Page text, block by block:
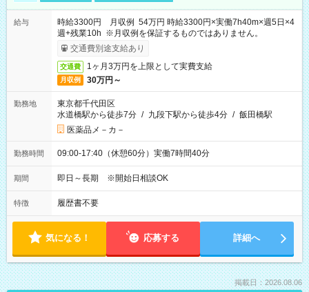
給与
時給3300円 月収例 54万円 時給3300円×実働7h40m×週5日×4
週+残業10h ※月収例を保証するものではありません。
交通費別途支給あり
交通費 1ヶ月3万円を上限として実費支給
月収例 30万円～
勤務地
東京都千代田区
水道橋駅から徒歩7分 / 九段下駅から徒歩4分 / 飯田橋駅
医薬品メ－カ－
勤務時間 09:00-17:40（休憩60分）実働7時間40分
期間 即日～長期 ※開始日相談OK
特徴 履歴書不要
気になる！ 応募する 詳細へ
掲載日：2026.08.06